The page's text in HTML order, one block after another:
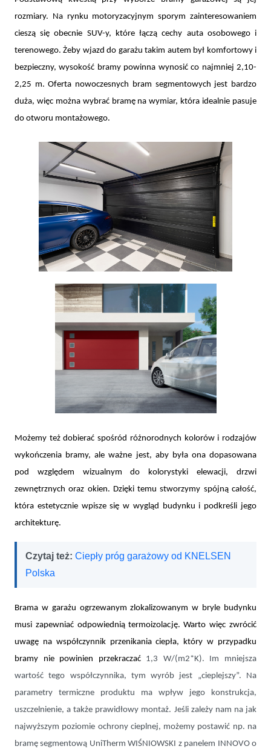
rozmiary. Na rynku motoryzacyjnym sporym zainteresowaniem
cieszą się obecnie SUV-y, które łączą cechy auta osobowego i
terenowego. Żeby wjazd do garażu takim autem był komfortowy i
bezpieczny, wysokość bramy powinna wynosić co najmniej 2,10-
2,25 m. Oferta nowoczesnych bram segmentowych jest bardzo
duża, więc można wybrać bramę na wymiar, która idealnie pasuje
do otworu montażowego.
Możemy też dobierać spośród różnorodnych kolorów i rodzajów
wykończenia bramy, ale ważne jest, aby była ona dopasowana
pod względem wizualnym do kolorystyki elewacji, drzwi
zewnętrznych oraz okien. Dzięki temu stworzymy spójną całość,
która estetycznie wpisze się w wygląd budynku i podkreśli jego
architekturę.
Czytaj też: Ciepły próg garażowy od KNELSEN
Polska
Brama w garażu ogrzewanym zlokalizowanym w bryle budynku
musi zapewniać odpowiednią termoizolację. Warto więc zwrócić
uwagę na współczynnik przenikania ciepła, który w przypadku
bramy nie powinien przekraczać 1,3 W/(m2*K). Im mniejsza
wartość tego współczynnika, tym wyrób jest „cieplejszy”. Na
parametry termiczne produktu ma wpływ jego konstrukcja,
uszczelnienie, a także prawidłowy montaż. Jeśli zależy nam na jak
najwyższym poziomie ochrony cieplnej, możemy postawić np. na
bramę segmentową UniTherm WIŚNIOWSKI z panelem INNOVO o